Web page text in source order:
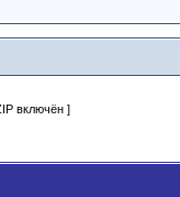
включён ]